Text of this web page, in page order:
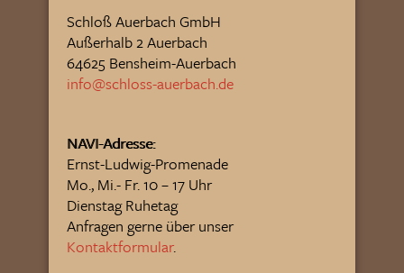
Schloß Auerbach GmbH
Außerhalb 2 Auerbach
64625 Bensheim-Auerbach
info@schloss-auerbach.de
NAVI-Adresse:
Ernst-Ludwig-Promenade
Mo., Mi.- Fr. 10 – 17 Uhr
Dienstag Ruhetag
Anfragen gerne über unser
Kontaktformular.